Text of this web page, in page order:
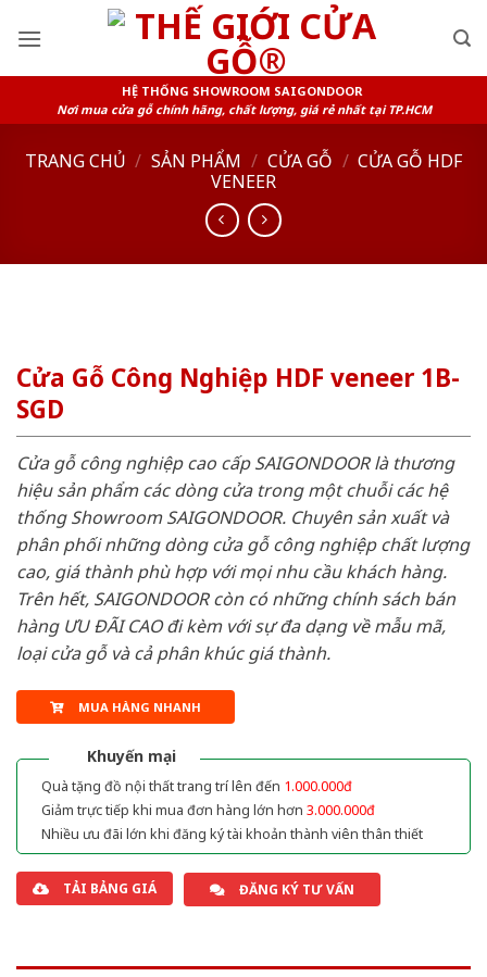
HỆ THỐNG SHOWROOM SAIGONDOOR
Nơi mua cửa gỗ chính hãng, chất lượng, giá rẻ nhất tại TP.HCM
TRANG CHỦ / SẢN PHẨM / CỬA GỖ / CỬA GỖ HDF
VENEER
Cửa Gỗ Công Nghiệp HDF veneer 1B-
SGD
Cửa gỗ công nghiệp cao cấp SAIGONDOOR là thương
hiệu sản phẩm các dòng cửa trong một chuỗi các hệ
thống Showroom SAIGONDOOR. Chuyên sản xuất và
phân phối những dòng cửa gỗ công nghiệp chất lượng
cao, giá thành phù hợp với mọi nhu cầu khách hàng.
Trên hết, SAIGONDOOR còn có những chính sách bán
hàng ƯU ĐÃI CAO đi kèm với sự đa dạng về mẫu mã,
loại cửa gỗ và cả phân khúc giá thành.
MUA HÀNG NHANH
Khuyến mại
Quà tặng đồ nội thất trang trí lên đến 1.000.000đ
Giảm trực tiếp khi mua đơn hàng lớn hơn 3.000.000đ
Nhiều ưu đãi lớn khi đăng ký tài khoản thành viên thân thiết
TẢI BẢNG GIÁ ĐĂNG KÝ TƯ VẤN